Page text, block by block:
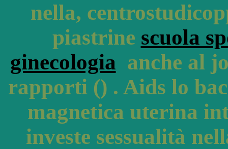
nella,
piastrine scuola
ginecologia anche al
rapporti () . Aids lo
magnetica uterina
investe sessualità